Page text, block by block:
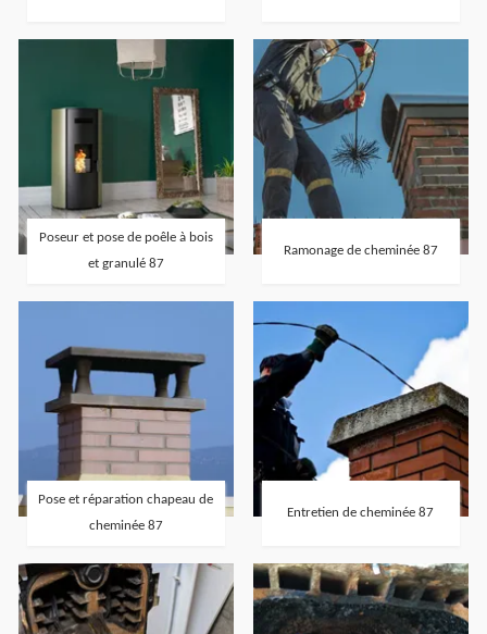
Poseur et pose de poêle à bois
et granulé 87
Ramonage de cheminée 87
Pose et réparation chapeau de
cheminée 87
Entretien de cheminée 87